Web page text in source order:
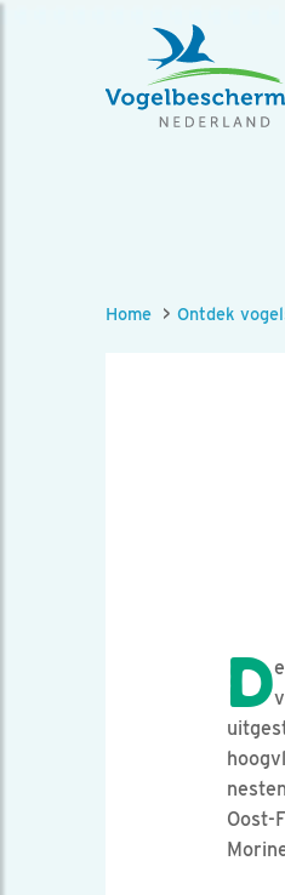
Home Ontdek
D
Oost-